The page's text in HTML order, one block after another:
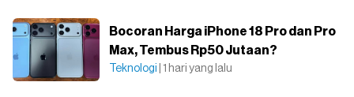
Bocoran Harga iPhone 18 Pro dan Pro
Max, Tembus Rp50 Jutaan?
Teknologi | 1 hari yang lalu